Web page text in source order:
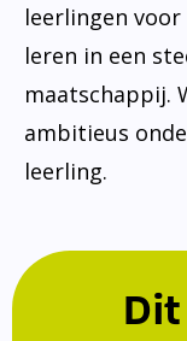
leerlingen
leren in een
maatschappij.
ambitieus
leerling.